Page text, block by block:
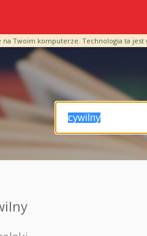
Twoim komputerze. Technologia ta